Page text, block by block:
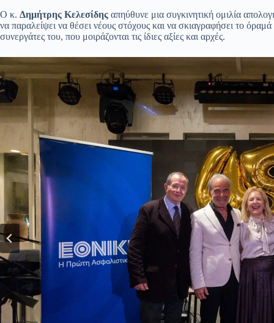
Ο κ. Δημήτρης Κελεσίδης απηύθυνε μια συγκινητική ομιλία
να παραλείψει να θέσει νέους στόχους και να σκιαγραφήσει το
συνεργάτες του, που μοιράζονται τις ίδιες αξίες και αρχές.